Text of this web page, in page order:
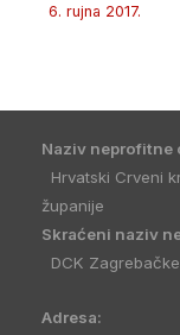
6. rujna 2017.
Naziv neprofitne
Hrvatski Crveni
županije
Skraćeni naziv
DCK
Adresa: